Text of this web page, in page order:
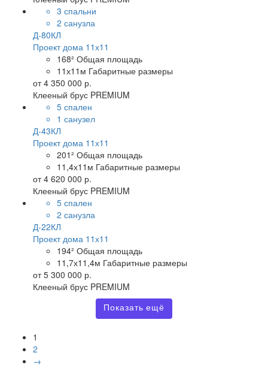
3 спальни
2 санузла
Д-80КЛ
Проект дома 11х11
168² Общая площадь
11х11м Габаритные размеры
от4 350 000 р.
Клееный брус PREMIUM
5 спален
1 санузел
Д-43КЛ
Проект дома 11х11
201² Общая площадь
11,4х11м Габаритные размеры
от4 620 000 р.
Клееный брус PREMIUM
5 спален
2 санузла
Д-22КЛ
Проект дома 11х11
194² Общая площадь
11,7х11,4м Габаритные размеры
от5 300 000 р.
Клееный брус PREMIUM
Показать ещё
1
2
→